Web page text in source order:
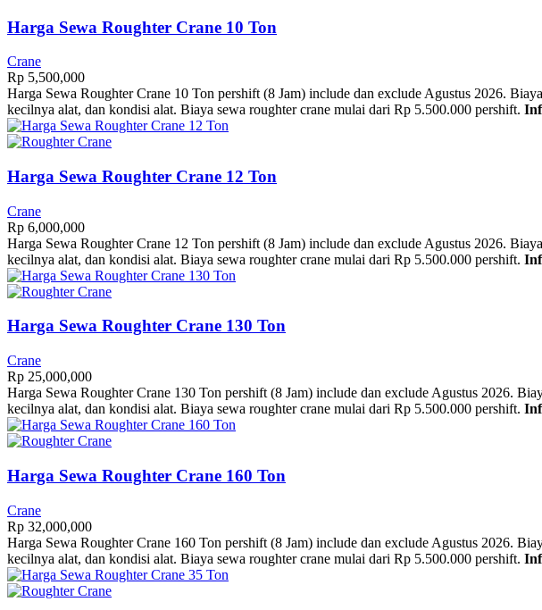
Harga Sewa Roughter Crane 10 Ton
Crane
Rp 5,500,000
Harga Sewa Roughter Crane 10 Ton pershift (8 Jam) include dan exclude Agustus 2026.
kecilnya alat, dan kondisi alat. Biaya sewa roughter crane mulai dari Rp 5.500.000 pershift.
Harga Sewa Roughter Crane 12 Ton
Crane
Rp 6,000,000
Harga Sewa Roughter Crane 12 Ton pershift (8 Jam) include dan exclude Agustus 2026.
kecilnya alat, dan kondisi alat. Biaya sewa roughter crane mulai dari Rp 5.500.000 pershift.
Harga Sewa Roughter Crane 130 Ton
Crane
Rp 25,000,000
Harga Sewa Roughter Crane 130 Ton pershift (8 Jam) include dan exclude Agustus 2026.
kecilnya alat, dan kondisi alat. Biaya sewa roughter crane mulai dari Rp 5.500.000 pershift.
Harga Sewa Roughter Crane 160 Ton
Crane
Rp 32,000,000
Harga Sewa Roughter Crane 160 Ton pershift (8 Jam) include dan exclude Agustus 2026.
kecilnya alat, dan kondisi alat. Biaya sewa roughter crane mulai dari Rp 5.500.000 pershift.